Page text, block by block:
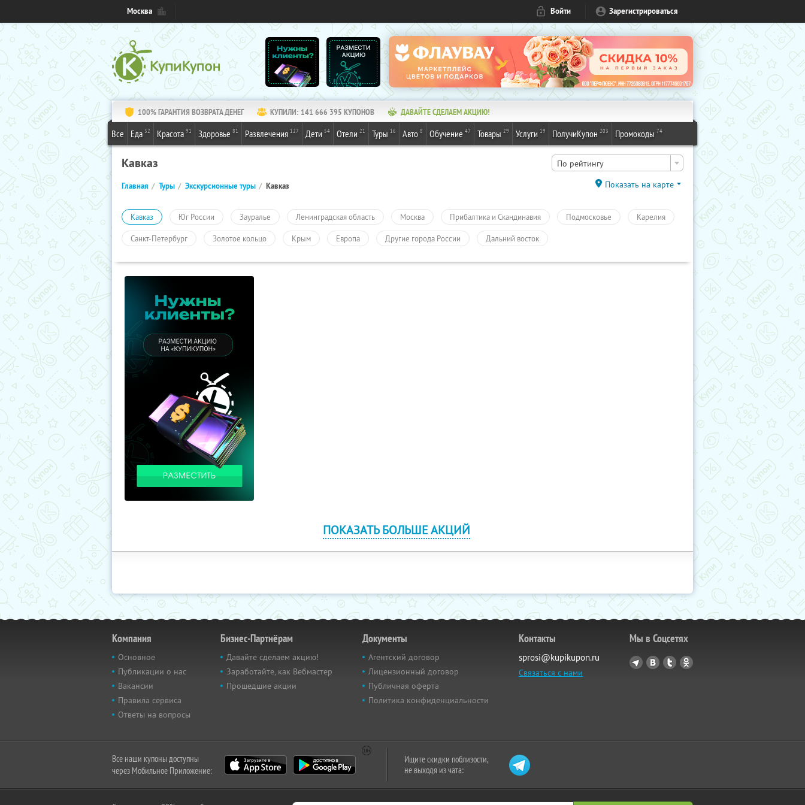
Москва Войти Зарегистрироваться
100% ГАРАНТИЯ ВОЗВРАТА ДЕНЕГ КУПИЛИ: 141 666 395 КУПОНОВ ДАВАЙТЕ СДЕЛАЕМ АКЦИЮ!
Все Еда 32 Красота 91 Здоровье 81 Развлечения 127 Дети 54 Отели 21 Туры 16 Авто 8 Обучение 47 Товары 29 Услуги 19 ПолучиКупон 203 Промокоды 74
Кавказ По рейтингу
Главная Туры Экскурсионные туры Кавказ Показать на карте
Кавказ Юг России Зауралье Ленинградская область Москва Прибалтика и Скандинавия Подмосковье Карелия
Санкт-Петербург Золотое кольцо Крым Европа Другие города России Дальний восток
ПОКАЗАТЬ БОЛЬШЕ АКЦИЙ
Компания
Основное
Публикации о нас
Вакансии
Правила сервиса
Ответы на вопросы
Бизнес-Партнёрам
Давайте сделаем акцию!
Заработайте, как Вебмастер
Прошедшие акции
Документы
Агентский договор
Лицензионный договор
Публичная оферта
Политика конфиденциальности
Контакты
sprosi@kupikupon.ru
Связаться с нами
Мы в Соцсетях
Все наши купоны доступны
через Мобильное Приложение:
Ищите скидки поблизости,
не выходя из чата: